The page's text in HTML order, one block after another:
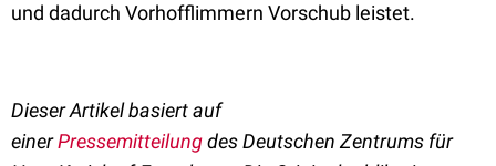
und dadurch Vorhofflimmern Vorschub leistet.
Dieser Artikel basiert auf
einerPressemitteilungdesDeutschen Zentrums für